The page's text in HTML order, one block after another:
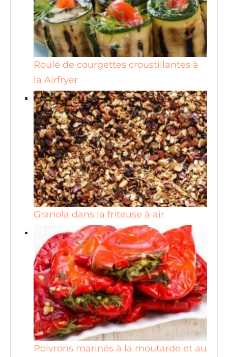
Roulé de courgettes croustillantes à
la Airfryer
Granola dans la friteuse à air
Poivrons marinés à la moutarde et au